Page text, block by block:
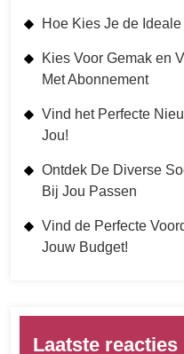
Hoe Kies Je de
Kies Voor Gemak en
Met Abonnement
Vind het Perfecte
Jou!
Ontdek De Diverse
Bij Jou Passen
Vind de Perfecte
Jouw Budget!
Laatste reacties